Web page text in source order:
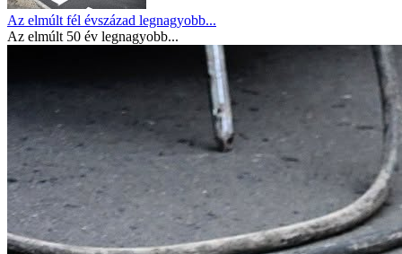
Az elmúlt fél évszázad legnagyobb...
Az elmúlt 50 év legnagyobb...